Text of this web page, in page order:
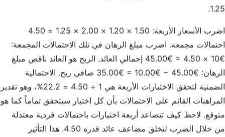
1.25.
اضرب الأسعار الأربعة: 1.50 × 1.20 × 2.00 × 1.25 = 4.50
احتمالات مجمعة. اضرب مبلغ الرهان في تلك الاحتمالات المجمعة:
€10 × 4.50 = €45.00 إجمالي العائد. الربح هو العائد ناقص مبلغ
الرهان: €45.00 − €10.00 = €35.00 صافي ربح. الاحتمالية
الضمنية لتحقق الاختيارات الأربعة هي 1 ÷ 4.50 = 22.2%، وهو تقدير
المراهنات القائم على الاحتمالات بأن كل اختيار سيتحقق تماماً كما هو
متوقع. لاحظ كيف تتصاعد أربعة اختيارات باحتمالات فردية معتدلة
من خلال الضرب لتخلق مضاعف عائد قدره 4.50. هذا التأثير